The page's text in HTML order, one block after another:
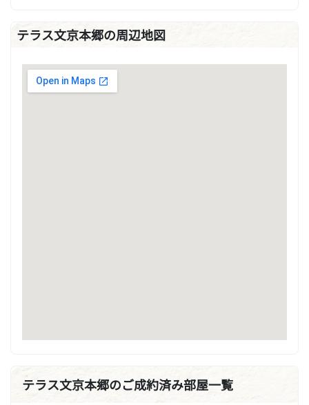
テラス文京本郷の周辺地図
テラス文京本郷のご成約済み部屋一覧